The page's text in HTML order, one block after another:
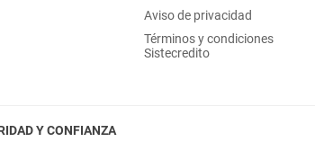
Aviso de privacidad
Términos y condiciones
Sistecredito
Y CONFIANZA